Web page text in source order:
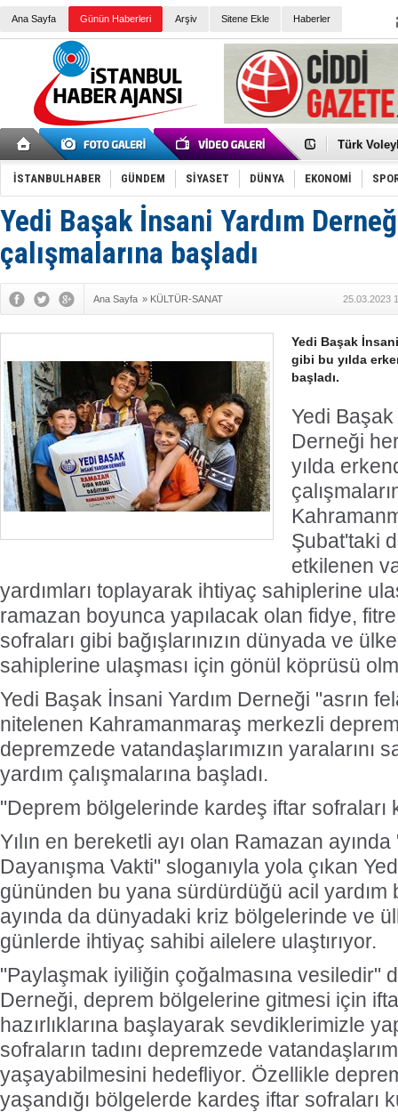
Ana Sayfa Günün Haberleri Arşiv Sitene Ekle Haberler
Elena
Türk
Töreninde
İkinci El
Guguk
Sneaker
Erkek
Tommy
Ceza
Erdoğan:
İtalyan
İSTANBULHABER GÜNDEM SİYASET DÜNYA EKONOMİ
Yedi Başak İnsani Yardım
çalışmalarına başladı
Ana Sayfa » KÜLTÜR-SANAT 25.03.2023
Yedi Başak
gibi bu yılda
başladı.
Yedi Başak
Derneği
yılda
Şubat'taki
etkilenen
yardımları toplayarak ihtiyaç sahiplerine
ramazan boyunca yapılacak olan fidye,
sofraları gibi bağışlarınızın dünyada ve
sahiplerine ulaşması için gönül köprüsü
Yedi Başak İnsani Yardım Derneği "asrın
nitelenen Kahramanmaraş merkezli
depremzede vatandaşlarımızın yaralarını
yardım çalışmalarına başladı.
"Deprem bölgelerinde kardeş iftar sofraları
Yılın en bereketli ayı olan Ramazan
Dayanışma Vakti" sloganıyla yola çıkan
gününden bu yana sürdürdüğü acil yardım
ayında da dünyadaki kriz bölgelerinde ve
günlerde ihtiyaç sahibi ailelere ulaştırıyor.
"Paylaşmak iyiliğin çoğalmasına vesiledir"
Derneği, deprem bölgelerine gitmesi için
hazırlıklarına başlayarak sevdiklerimizle
sofraların tadını depremzede
yaşayabilmesini hedefliyor. Özellikle
yaşandığı bölgelerde kardeş iftar sofraları